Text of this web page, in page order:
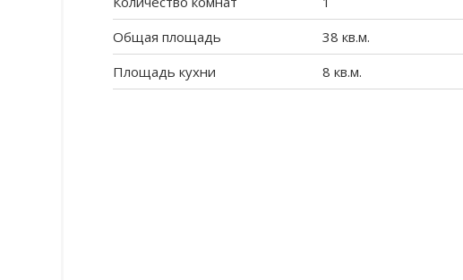
Общая площадь
38 кв.м.
Площадь кухни
8 кв.м.